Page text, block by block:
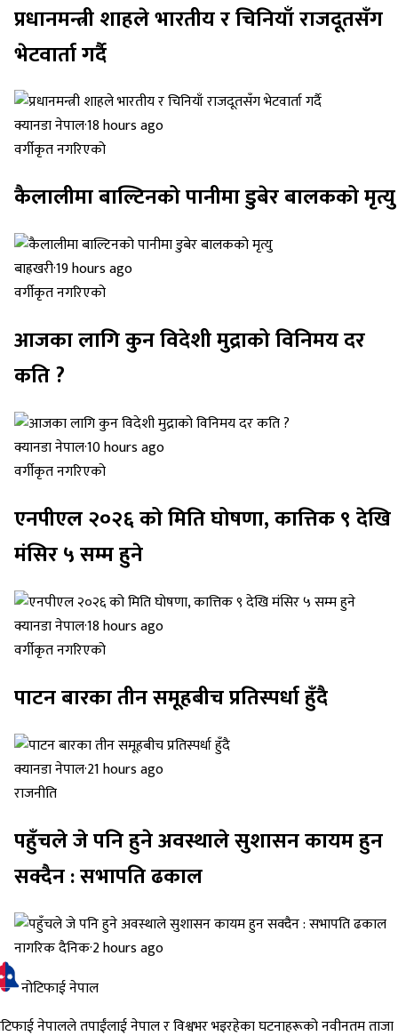
प्रधानमन्त्री शाहले भारतीय र चिनियाँ राजदूतसँग
भेटवार्ता गर्दै
क्यानडा नेपाल·18 hours ago
वर्गीकृत नगरिएको
कैलालीमा बाल्टिनको पानीमा डुबेर बालकको मृत्यु
बाह्रखरी·19 hours ago
वर्गीकृत नगरिएको
आजका लागि कुन विदेशी मुद्राको विनिमय दर
कति ?
क्यानडा नेपाल·10 hours ago
वर्गीकृत नगरिएको
एनपीएल २०२६ को मिति घोषणा, कात्तिक ९ देखि
मंसिर ५ सम्म हुने
क्यानडा नेपाल·18 hours ago
वर्गीकृत नगरिएको
पाटन बारका तीन समूहबीच प्रतिस्पर्धा हुँदै
क्यानडा नेपाल·21 hours ago
राजनीति
पहुँचले जे पनि हुने अवस्थाले सुशासन कायम हुन
सक्दैन : सभापति ढकाल
नागरिक दैनिक·2 hours ago
नोटिफाई नेपाल
नेपालले तपाईंलाई नेपाल र विश्वभर भइरहेका घटनाहरूको नवीनतम ताजा